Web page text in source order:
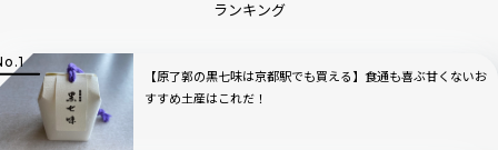
ランキング
【原了郭の黒七味は京都駅でも買える】食通も喜ぶ甘くないお
すすめ土産はこれだ！